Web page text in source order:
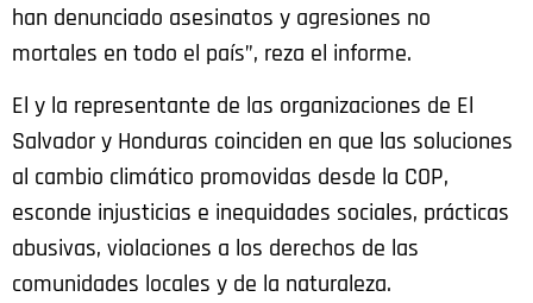
han denunciado asesinatos y agresiones no
mortales en todo el país”, reza el informe.
El y la representante de las organizaciones de El
Salvador y Honduras coinciden en que las soluciones
al cambio climático promovidas desde la COP,
esconde injusticias e inequidades sociales, prácticas
abusivas, violaciones a los derechos de las
comunidades locales y de la naturaleza.